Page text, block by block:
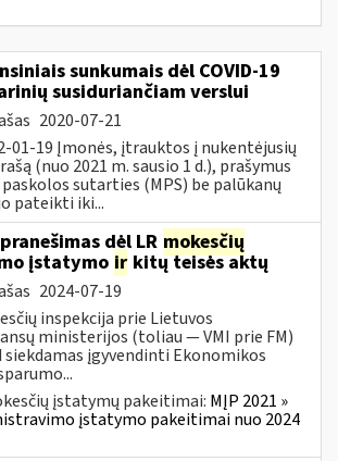
sunkumais dėl COVID-19
susiduriančiam verslui
2020-07-21
01-19 Įmonės, įtrauktos į nukentėjusių
(nuo 2021 m. sausio 1 d.), prašymus
sutarties (MPS) be palūkanų
pateikti iki...
dėl LR mokesčių
įstatymo ir kitų teisės aktų
2024-07-19
inspekcija prie Lietuvos
ministerijos (toliau — VMI prie FM)
įgyvendinti Ekonomikos
įstatymų pakeitimai: MĮP 2021 »
įstatymo pakeitimai nuo 2024